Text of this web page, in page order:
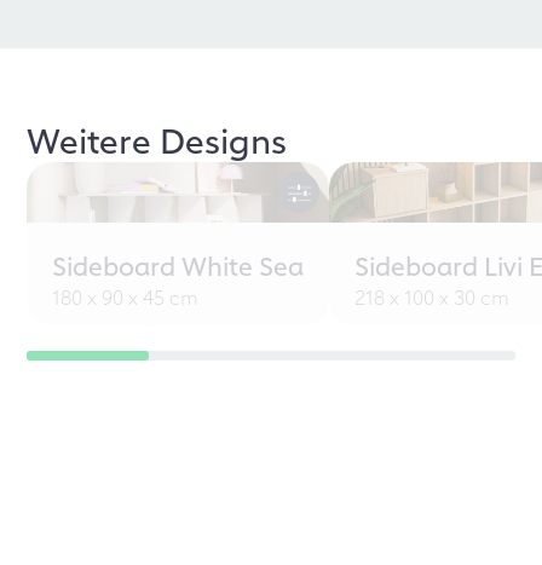
Weitere Designs
Sideboard White Sea
180 x 90 x 45 cm
Sideboard Livi
218 x 100 x 30 cm